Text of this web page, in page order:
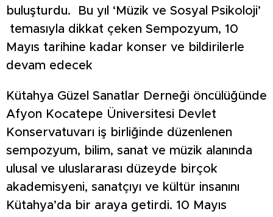
buluşturdu. Bu yıl ‘Müzik ve Sosyal Psikoloji’
temasıyla dikkat çeken Sempozyum, 10
Mayıs tarihine kadar konser ve bildirilerle
devam edecek
Kütahya Güzel Sanatlar Derneği öncülüğünde
Afyon Kocatepe Üniversitesi Devlet
Konservatuvarı iş birliğinde düzenlenen
sempozyum, bilim, sanat ve müzik alanında
ulusal ve uluslararası düzeyde birçok
akademisyeni, sanatçıyı ve kültür insanını
Kütahya’da bir araya getirdi. 10 Mayıs